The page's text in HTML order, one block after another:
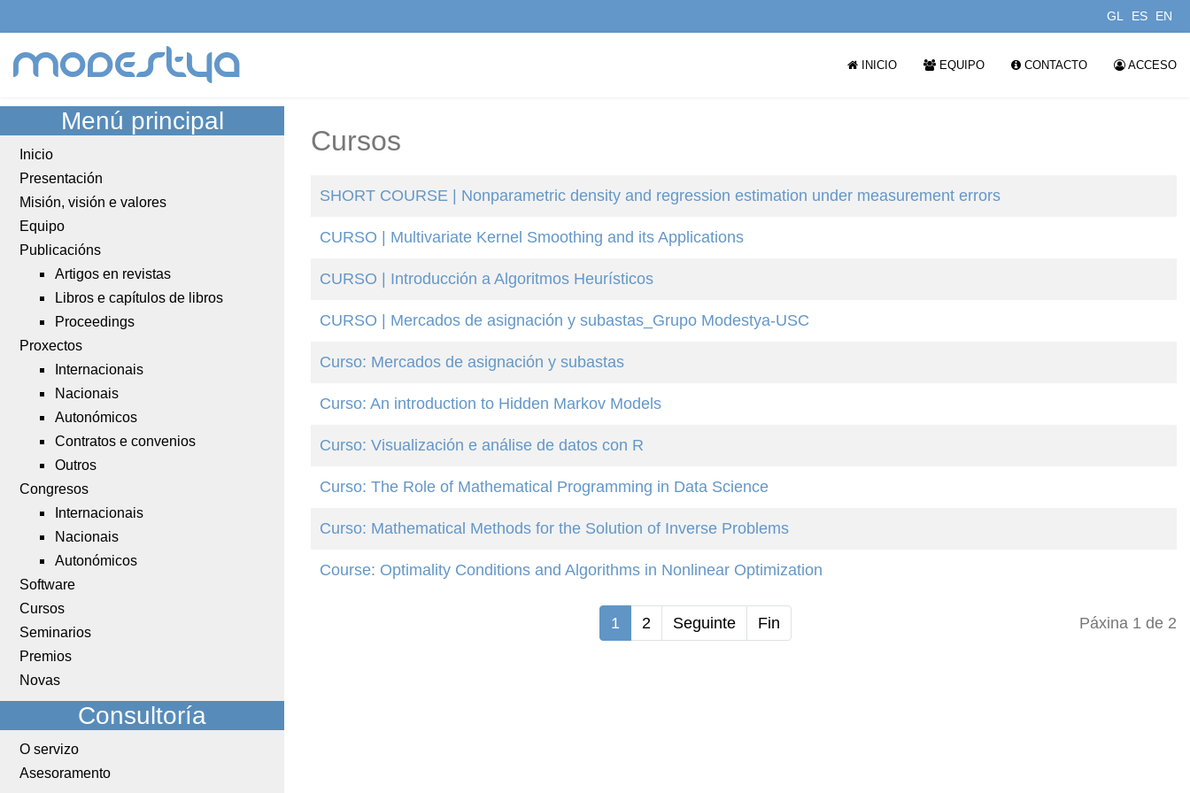
GL ES EN
modestya INICIO EQUIPO CONTACTO ACCESO
Menú principal
Inicio
Presentación
Misión, visión e valores
Equipo
Publicacións
Artigos en revistas
Libros e capítulos de libros
Proceedings
Proxectos
Internacionais
Nacionais
Autonómicos
Contratos e convenios
Outros
Congresos
Internacionais
Nacionais
Autonómicos
Software
Cursos
Seminarios
Premios
Novas
Consultoría
O servizo
Asesoramento
Cursos
SHORT COURSE | Nonparametric density and regression estimation under measurement errors
CURSO | Multivariate Kernel Smoothing and its Applications
CURSO | Introducción a Algoritmos Heurísticos
CURSO | Mercados de asignación y subastas_Grupo Modestya-USC
Curso: Mercados de asignación y subastas
Curso: An introduction to Hidden Markov Models
Curso: Visualización e análise de datos con R
Curso: The Role of Mathematical Programming in Data Science
Curso: Mathematical Methods for the Solution of Inverse Problems
Course: Optimality Conditions and Algorithms in Nonlinear Optimization
1 2 Seguinte Fin Páxina 1 de 2